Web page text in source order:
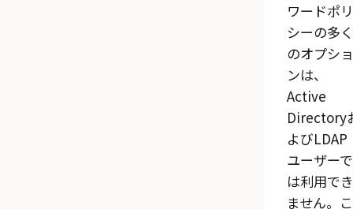
ワードポリ
シーの多く
のオプショ
ンは、
Active
Directory
よびLDAP
ユーザーで
は利用でき
ません。こ